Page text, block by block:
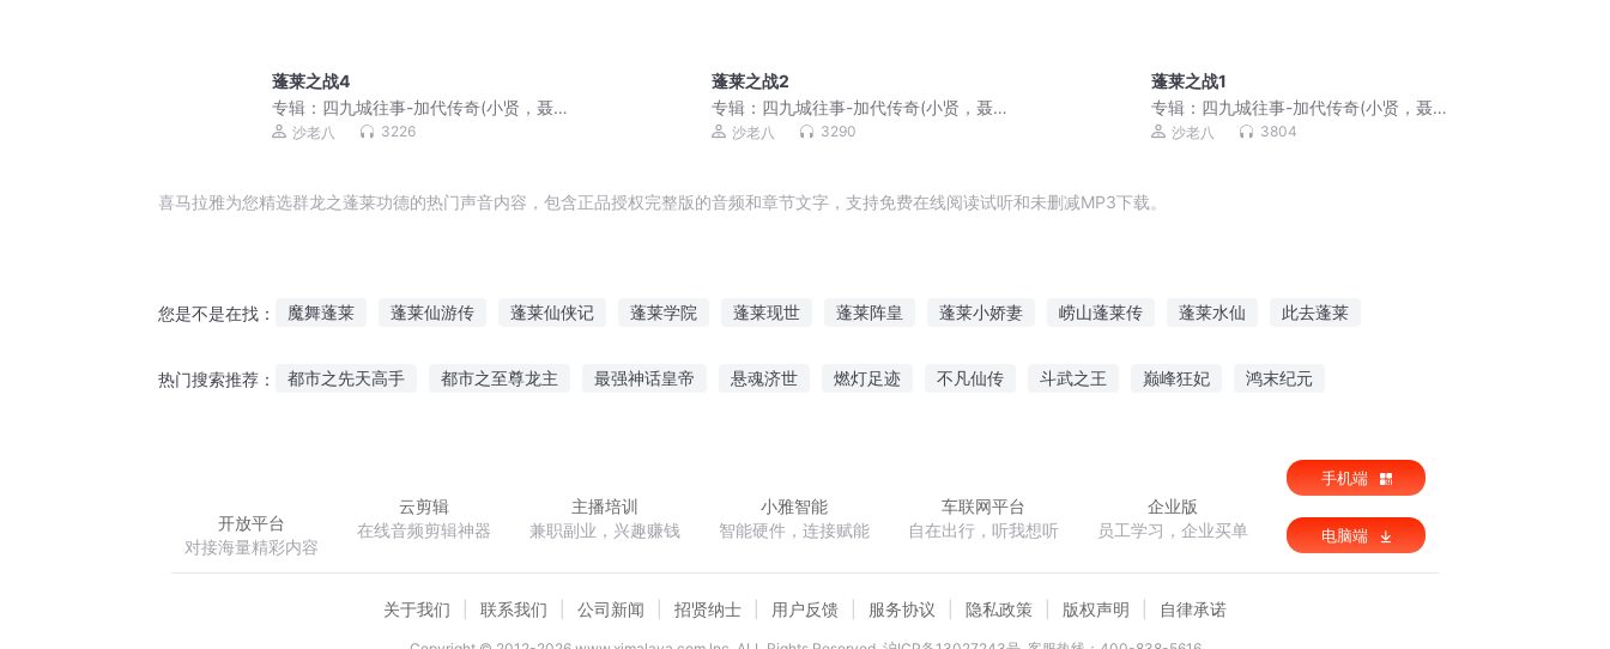
蓬莱之战4
专辑： 四九城往事-加代传奇(小贤，聂
磊，李正光，梁旭东)
沙老八 3226
蓬莱之战2
专辑： 四九城往事-加代传奇(小贤，聂
磊，李正光，梁旭东)
沙老八 3290
蓬莱之战1
专辑： 四九城往事-加代传奇(小贤，聂
磊，李正光，梁旭东)
沙老八 3804
喜马拉雅为您精选群龙之蓬莱功德的热门声音内容，包含正品授权完整版的音频和章节文字，支持免费在线阅读试听和未删减MP3下载。
您是不是在找： 魔舞蓬莱 蓬莱仙游传 蓬莱仙侠记 蓬莱学院 蓬莱现世 蓬莱阵皇 蓬莱小娇妻 崂山蓬莱传 蓬莱水仙 此去蓬莱
热门搜索推荐： 都市之先天高手 都市之至尊龙主 最强神话皇帝 悬魂济世 燃灯足迹 不凡仙传 斗武之王 巅峰狂妃 鸿末纪元
开放平台
对接海量精彩内容
云剪辑
在线音频剪辑神器
主播培训
兼职副业，兴趣赚钱
小雅智能
智能硬件，连接赋能
车联网平台
自在出行，听我想听
企业版
员工学习，企业买单
手机端
电脑端
关于我们 联系我们 公司新闻 招贤纳士 用户反馈 服务协议 隐私政策 版权声明 自律承诺